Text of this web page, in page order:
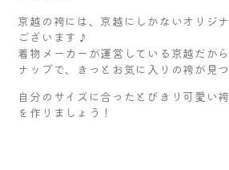
京越の袴には、京越にしかないオリジ
ございます♪
着物メーカーが運営している京越だか
ナップで、きっとお気に入りの袴が見つ
自分のサイズに合ったとびきり可愛い
を作りましょう！